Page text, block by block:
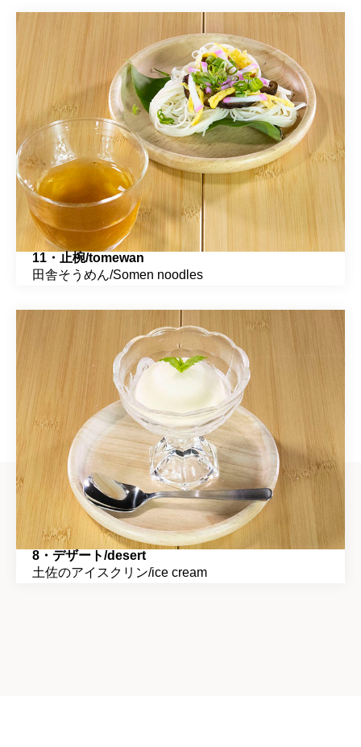
11・止椀/tomewan
田舎そうめん/Somen noodles
8・デザート/desert
土佐のアイスクリン/ice cream